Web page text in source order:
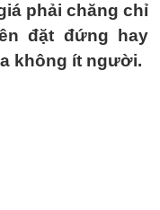
phải chăng chỉ
đặt đứng hay
không ít người.